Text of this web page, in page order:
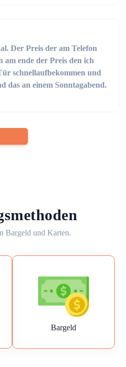
Der Preis der am Telefon
ende der Preis den ich
schnellaufbekommen und
das an einem Sonntagabend.
Bargeld und Karten.
Bargeld